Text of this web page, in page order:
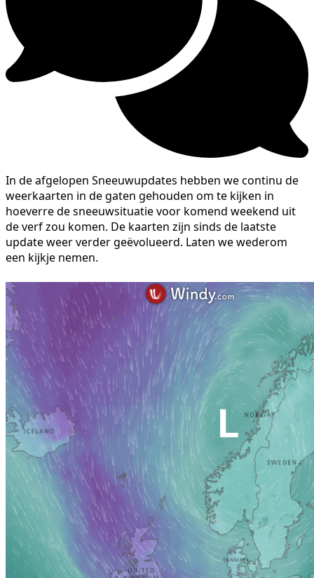
In de afgelopen Sneeuwupdates hebben we continu de
weerkaarten in de gaten gehouden om te kijken in
hoeverre de sneeuwsituatie voor komend weekend uit
de verf zou komen. De kaarten zijn sinds de laatste
update weer verder geëvolueerd. Laten we wederom
een kijkje nemen.